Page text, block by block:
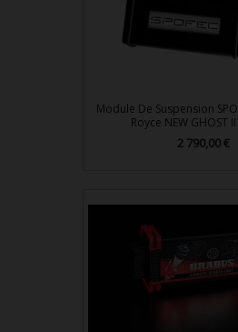
Module De Suspension
Royce NEW GHOST
Prix
2 790,00 €